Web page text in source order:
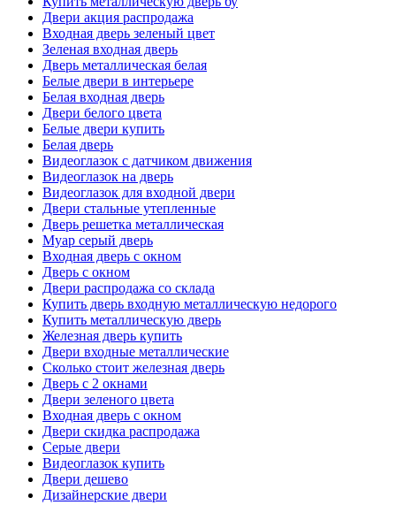
Двери акция распродажа
Входная дверь зеленый цвет
Зеленая входная дверь
Дверь металлическая белая
Белые двери в интерьере
Белая входная дверь
Двери белого цвета
Белые двери купить
Белая дверь
Видеоглазок с датчиком движения
Видеоглазок на дверь
Видеоглазок для входной двери
Двери стальные утепленные
Дверь решетка металлическая
Муар серый дверь
Входная дверь с окном
Дверь с окном
Двери распродажа со склада
Купить дверь входную металлическую недорого
Купить металлическую дверь
Железная дверь купить
Двери входные металлические
Сколько стоит железная дверь
Дверь с 2 окнами
Двери зеленого цвета
Входная дверь с окном
Двери скидка распродажа
Серые двери
Видеоглазок купить
Двери дешево
Дизайнерские двери